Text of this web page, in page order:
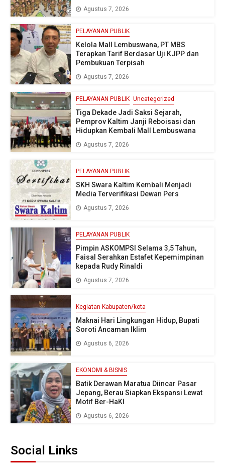
Agustus 7, 2026
PELAYANAN PUBLIK
Kelola Mall Lembuswana, PT MBS
Terapkan Tarif Berdasar Uji KJPP dan
Pembukuan Terpisah
Agustus 7, 2026
PELAYANAN PUBLIK Uncategorized
Tiga Dekade Jadi Saksi Sejarah,
Pemprov Kaltim Janji Reboisasi dan
Hidupkan Kembali Mall Lembuswana
Agustus 7, 2026
PELAYANAN PUBLIK
SKH Swara Kaltim Kembali Menjadi
Media Terverifikasi Dewan Pers
Agustus 7, 2026
PELAYANAN PUBLIK
Pimpin ASKOMPSI Selama 3,5 Tahun,
Faisal Serahkan Estafet Kepemimpinan
kepada Rudy Rinaldi
Agustus 7, 2026
Kegiatan Kabupaten/kota
Maknai Hari Lingkungan Hidup, Bupati
Soroti Ancaman Iklim
Agustus 6, 2026
EKONOMI & BISNIS
Batik Derawan Maratua Diincar Pasar
Jepang, Berau Siapkan Ekspansi Lewat
Motif Ber-HaKI
Agustus 6, 2026
Social Links